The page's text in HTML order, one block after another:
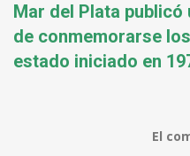
Mar del Plata
de conmemorarse
estado iniciado en
El